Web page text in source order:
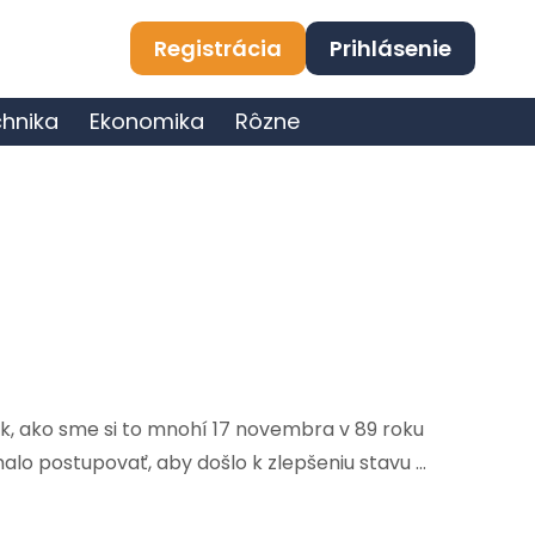
Registrácia Prihlásenie
Ekonomika Rôzne
ako sme si to mnohí 17 novembra v 89 roku
postupovať, aby došlo k zlepšeniu stavu ...